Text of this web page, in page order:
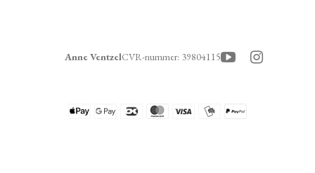
Anne VentzelCVR-nummer: 39804115